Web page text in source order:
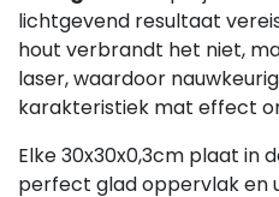
lichtgevend resultaat
hout verbrandt het niet,
laser, waardoor
karakteristiek mat effect
Elke 30x30x0,3cm plaat in
perfect glad oppervlak en